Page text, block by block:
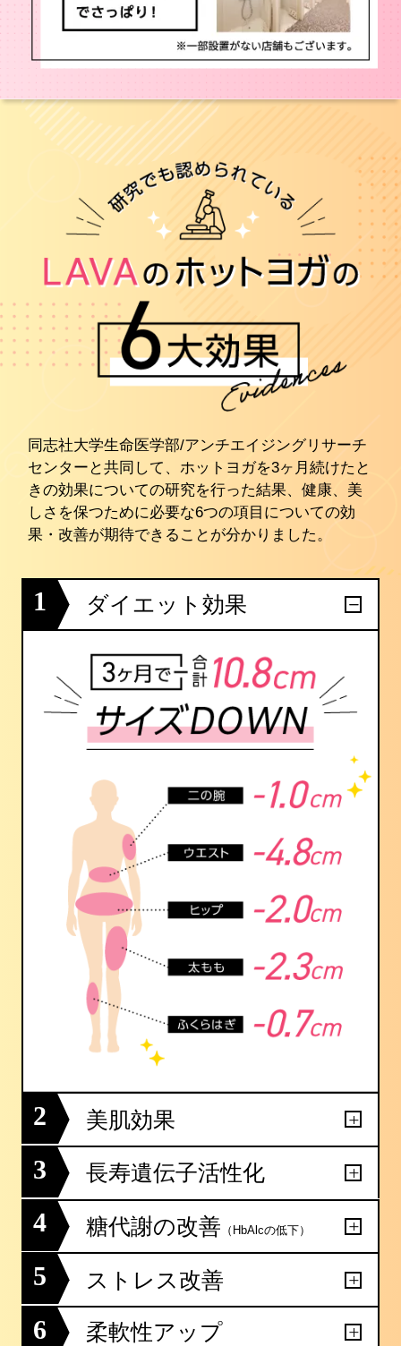
同志社大学生命医学部/アンチエイジングリサーチ
センターと共同して、ホットヨガを3ヶ月続けたと
きの効果についての研究を行った結果、健康、美
しさを保つために必要な6つの項目についての効
果・改善が期待できることが分かりました。
1 ダイエット効果
2 美肌効果
3 長寿遺伝子活性化
4 糖代謝の改善 （HbAlcの低下）
5 ストレス改善
6 柔軟性アップ